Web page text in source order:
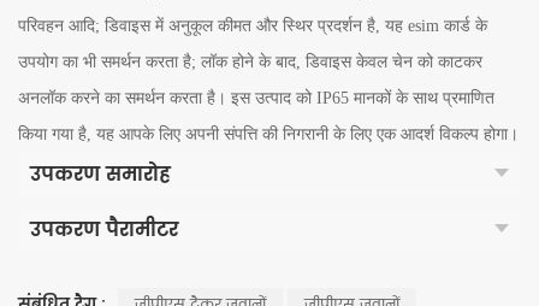
परिवहन आदि; डिवाइस में अनुकूल कीमत और स्थिर प्रदर्शन है, यह esim कार्ड के
उपयोग का भी समर्थन करता है; लॉक होने के बाद, डिवाइस केवल चेन को काटकर
अनलॉक करने का समर्थन करता है। इस उत्पाद को IP65 मानकों के साथ प्रमाणित
किया गया है, यह आपके लिए अपनी संपत्ति की निगरानी के लिए एक आदर्श विकल्प होगा।
उपकरण समारोह
उपकरण पैरामीटर